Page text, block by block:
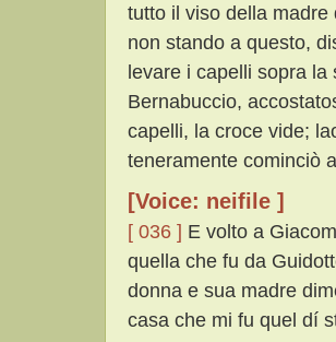
tutto il viso della
non stando a questo,
levare i capelli sopra
Bernabuccio,
capelli, la croce vide;
teneramente cominciò
[Voice: neifile ]
[ 036 ] E volto a
quella che fu da
donna e sua madre
casa che mi fu quel dí